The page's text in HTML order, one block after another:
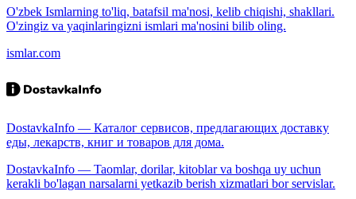
O'zbek Ismlarning to'liq, batafsil ma'nosi, kelib chiqishi, shakllari.
O'zingiz va yaqinlaringizni ismlari ma'nosini bilib oling.
ismlar.com
DostavkaInfo — Каталог сервисов, предлагающих доставку
еды, лекарств, книг и товаров для дома.
DostavkaInfo — Taomlar, dorilar, kitoblar va boshqa uy uchun
kerakli bo'lagan narsalarni yetkazib berish xizmatlari bor servislar.